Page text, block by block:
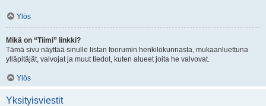
Ylös
Mikä on “Tiimi” linkki?
Tämä sivu näyttää sinulle listan foorumin henkilökunnasta, mukaanluettuna
ylläpitäjät, valvojat ja muut tiedot, kuten alueet joita he valvovat.
Ylös
Yksityisviestit